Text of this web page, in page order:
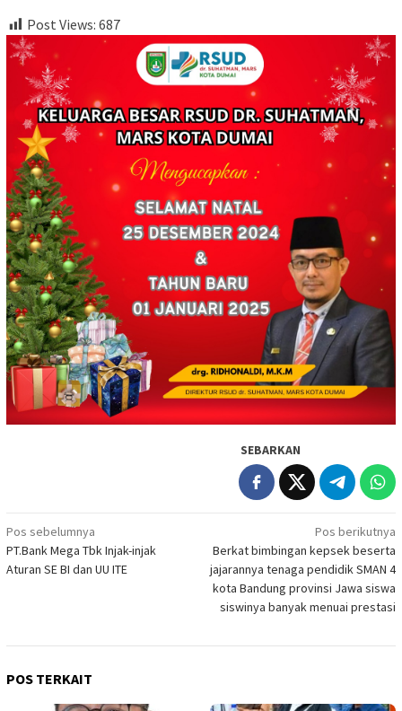
Post Views: 687
SEBARKAN
Navigasi
pos
Pos sebelumnya
PT.Bank Mega Tbk Injak-injak
Aturan SE BI dan UU ITE
Pos berikutnya
Berkat bimbingan kepsek beserta
jajarannya tenaga pendidik SMAN 4
kota Bandung provinsi Jawa siswa
siswinya banyak menuai prestasi
POS TERKAIT